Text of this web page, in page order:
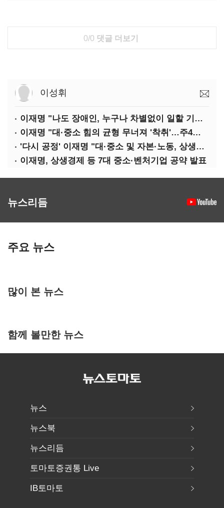
0/0 댓글 더보기
이성휘
이재명 "나도 장애인, 누구나 차별없이 일할 기회 중요"
이재명 "대·중소 힘의 균형 무너져 '착취'…주4일제, 가야할 길"
'다시 공정' 이재명 "대·중소 및 자본·노동, 상생하는 공정한 성장"
이재명, 상생경제 등 7대 중소·벤처기업 공약 발표
뉴스리듬
주요 뉴스
많이 본 뉴스
함께 볼만한 뉴스
뉴스
뉴스북
뉴스리듬
토마토증권통 Live
IB토마토